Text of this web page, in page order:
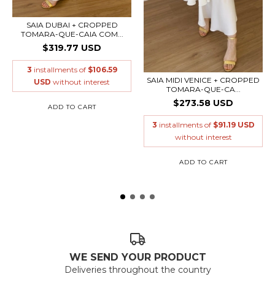
SAIA DUBAI + CROPPED
TOMARA-QUE-CAIA COM...
$319.77 USD
3 installments of $106.59
USD without interest
ADD TO CART
SAIA MIDI VENICE + CROPPED
TOMARA-QUE-CA...
$273.58 USD
3 installments of $91.19 USD
without interest
ADD TO CART
WE SEND YOUR PRODUCT
Deliveries throughout the country